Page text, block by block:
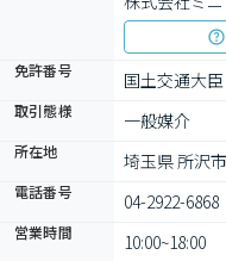
免許番号
国土交通大
取引態様 一般媒介
所在地 埼玉県 所沢
電話番号 04-2922-6868
営業時間 10:00~18:00